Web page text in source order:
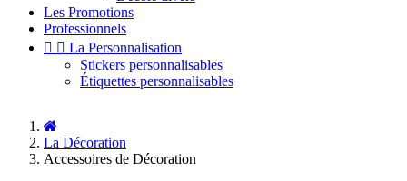
Les Promotions
Professionnels
  La Personnalisation
Stickers personnalisables
Étiquettes personnalisables
La Décoration
Accessoires de Décoration